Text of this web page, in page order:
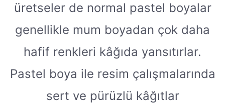
üretseler de normal pastel boyalar
genellikle mum boyadan çok daha
hafif renkleri kâğıda yansıtırlar.
Pastel boya ile resim çalışmalarında
sert ve pürüzlü kâğıtlar